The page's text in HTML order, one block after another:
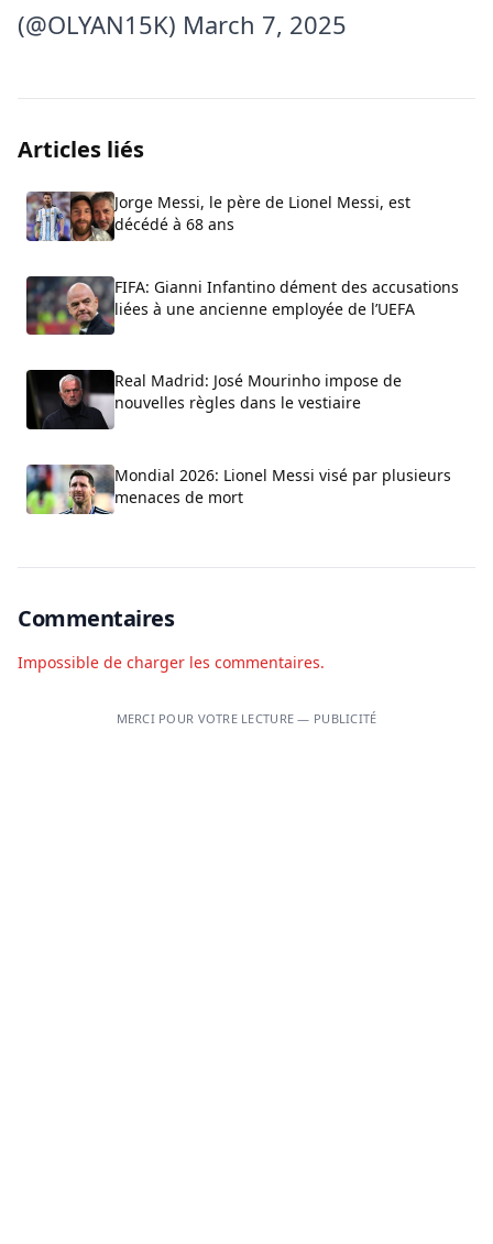
(@OLYAN15K) March 7, 2025
Articles liés
Jorge Messi, le père de Lionel Messi, est
décédé à 68 ans
FIFA: Gianni Infantino dément des accusations
liées à une ancienne employée de l’UEFA
Real Madrid: José Mourinho impose de
nouvelles règles dans le vestiaire
Mondial 2026: Lionel Messi visé par plusieurs
menaces de mort
Commentaires
Impossible de charger les commentaires.
MERCI POUR VOTRE LECTURE — PUBLICITÉ